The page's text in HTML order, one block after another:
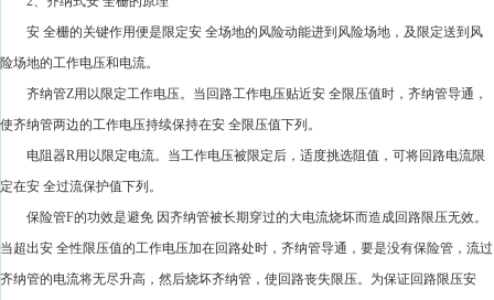
安 全栅的关键作用便是限定安 全场地的风险动能进到风险场地，及限定送到风
险场地的工作电压和电流。
齐纳管Z用以限定工作电压。当回路工作电压贴近安 全限压值时，齐纳管导通，
使齐纳管两边的工作电压持续保持在安 全限压值下列。
电阻器R用以限定电流。当工作电压被限定后，适度挑选阻值，可将回路电流限
定在安 全过流保护值下列。
保险管F的功效是避免 因齐纳管被长期穿过的大电流烧坏而造成回路限压无效。
当超出安 全性限压值的工作电压加在回路处时，齐纳管导通，要是没有保险管，流过
齐纳管的电流将无尽升高，然后烧坏齐纳管，使回路丧失限压。为保证回路限压安